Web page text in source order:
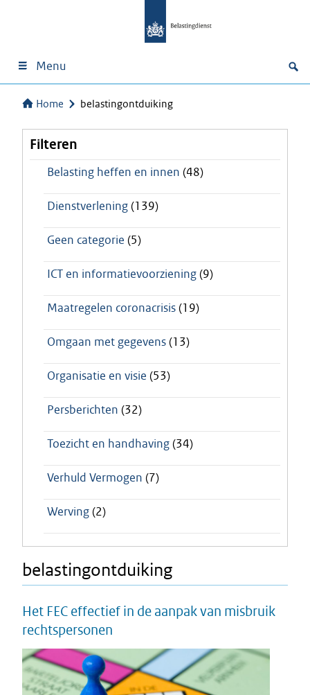
Menu
Home belastingontduiking
Filteren
Belasting heffen en innen (48)
Dienstverlening(139)
Geen categorie (5)
ICT en informatievoorziening(9)
Maatregelen coronacrisis(19)
Omgaan met gegevens(13)
Organisatie en visie (53)
Persberichten (32)
Toezicht en handhaving(34)
Verhuld Vermogen (7)
Werving(2)
belastingontduiking
Het FEC effectief in de aanpak van misbruik
rechtspersonen